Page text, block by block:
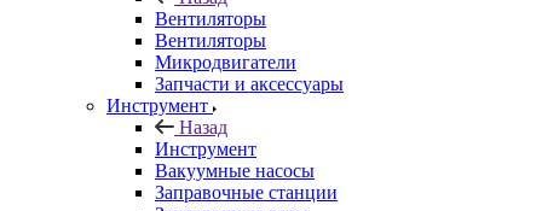
Вентиляторы
Вентиляторы
Микродвигатели
Запчасти и аксессуары
Инструмент
Назад
Инструмент
Вакуумные насосы
Заправочные станции